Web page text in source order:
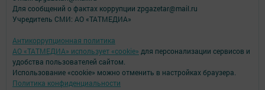
Для сообщений о фактах коррупции zpgazetar@mail.ru
Учредитель СМИ: АО «ТАТМЕДИА»
Антикоррупционная политика
АО «ТАТМЕДИА» использует «cookie» для персонализации сервисов и
удобства пользователей сайтом.
Использование «cookie» можно отменить в настройках браузера.
Политика конфиденциальности